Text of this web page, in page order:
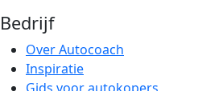
Bedrijf
Over Autocoach
Inspiratie